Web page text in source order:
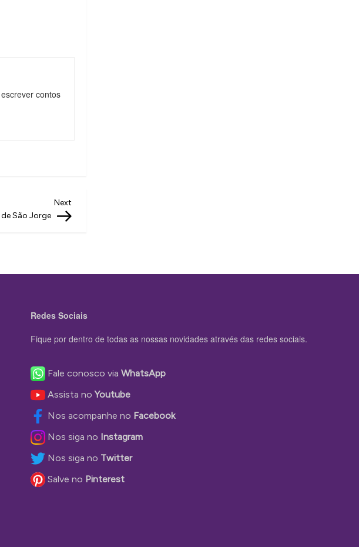
contos
Post
Next
São Jorge
Redes Sociais
Fique por dentro de todas as nossas novidades através das redes sociais.
Fale conosco via WhatsApp
Assista noYoutube
Nos acompanhe no Facebook
Nos siga no Instagram
Nos siga no Twitter
Salve no Pinterest